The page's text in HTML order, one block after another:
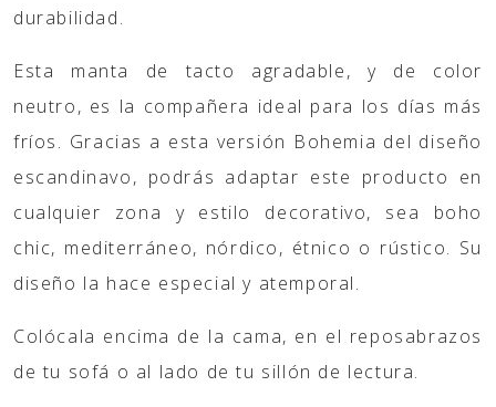
durabilidad.
Esta manta de tacto agradable, y de color
neutro, es la compañera ideal para los días más
fríos. Gracias a esta versión Bohemia del diseño
escandinavo, podrás adaptar este producto en
cualquier zona y estilo decorativo, sea boho
chic, mediterráneo, nórdico, étnico o rústico. Su
diseño la hace especial y atemporal.
Colócala encima de la cama, en el reposabrazos
de tu sofá o al lado de tu sillón de lectura.